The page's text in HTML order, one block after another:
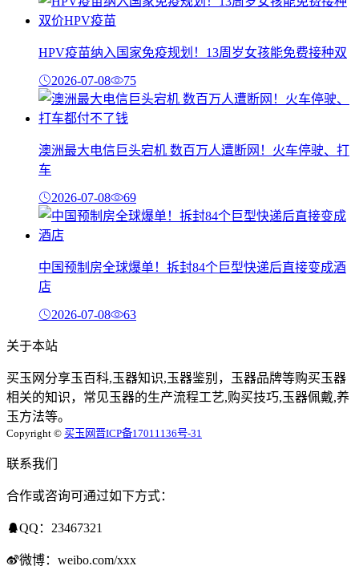
HPV疫苗纳入国家免疫规划！13周岁女孩能免费接种双
2026-07-08 75
澳洲最大电信巨头宕机 数百万人遭断网！火车停驶、打
车
2026-07-08 69
中国预制房全球爆单！拆封84个巨型快递后直接变成酒
店
2026-07-08 63
关于本站
买玉网分享玉百科,玉器知识,玉器鉴别，玉器品牌等购买玉器
相关的知识，常见玉器的生产流程工艺,购买技巧,玉器佩戴,养
玉方法等。
Copyright © 买玉网晋ICP备17011136号-31
联系我们
合作或咨询可通过如下方式：
QQ：23467321
微博：weibo.com/xxx